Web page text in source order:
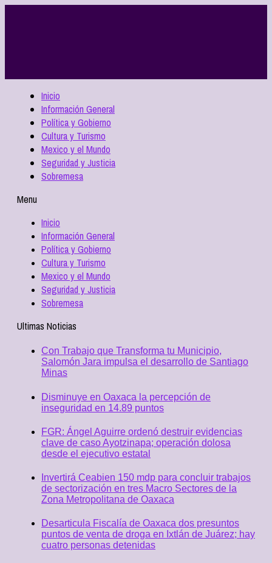
Inicio
Información General
Política y Gobierno
Cultura y Turismo
Mexico y el Mundo
Seguridad y Justicia
Sobremesa
Menu
Inicio
Información General
Política y Gobierno
Cultura y Turismo
Mexico y el Mundo
Seguridad y Justicia
Sobremesa
Ultimas Noticias
Con Trabajo que Transforma tu Municipio,
Salomón Jara impulsa el desarrollo de Santiago
Minas
Disminuye en Oaxaca la percepción de
inseguridad en 14.89 puntos
FGR: Ángel Aguirre ordenó destruir evidencias
clave de caso Ayotzinapa; operación dolosa
desde el ejecutivo estatal
Invertirá Ceabien 150 mdp para concluir trabajos
de sectorización en tres Macro Sectores de la
Zona Metropolitana de Oaxaca
Desarticula Fiscalía de Oaxaca dos presuntos
puntos de venta de droga en Ixtlán de Juárez; hay
cuatro personas detenidas